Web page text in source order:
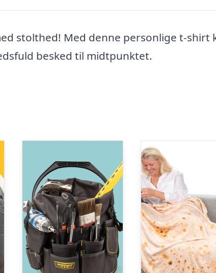
stolthed! Med denne personlige t-shirt
besked til midtpunktet.